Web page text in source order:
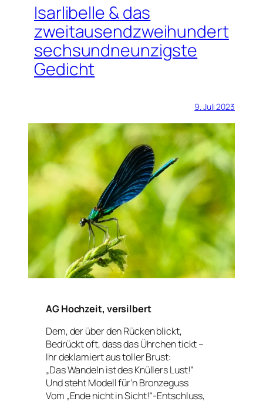
Isarlibelle & das
zweitausendzweihundert
sechsundneunzigste
Gedicht
9. Juli 2023
AG Hochzeit, versilbert
Dem, der über den Rücken blickt,
Bedrückt oft, dass das Ührchen tickt –
Ihr deklamiert aus toller Brust:
„Das Wandeln ist des Knüllers Lust!“
Und steht Modell für’n Bronzeguss
Vom „Ende nicht in Sicht!“-Entschluss,